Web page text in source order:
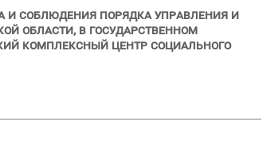
и соблюдения порядка управления и
области, в государственном
комплексный центр социального